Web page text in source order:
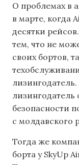
О проблемах в
в марте, когда
десятки
тем, что не
своих бортов,
лизингодатель
безопасности
с молдавского
Тогда же
борта у SkyUp